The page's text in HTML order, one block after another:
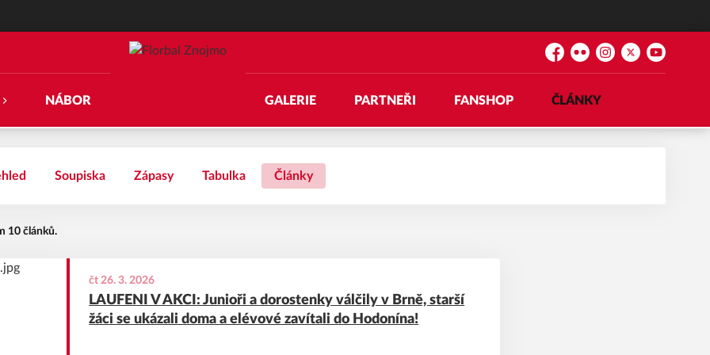
Facebook
Flickr InstagramPlatform X
YouTube
NÁBOR GALERIE PARTNEŘI FANSHOP ČLÁNKY
Soupiska Zápasy Tabulka Články
10 článků.
čt 26. 3. 2026
LAUFENI V AKCI: Junioři a dorostenky válčily v Brně, starší
žáci se ukázali doma a elévové zavítali do Hodonína!